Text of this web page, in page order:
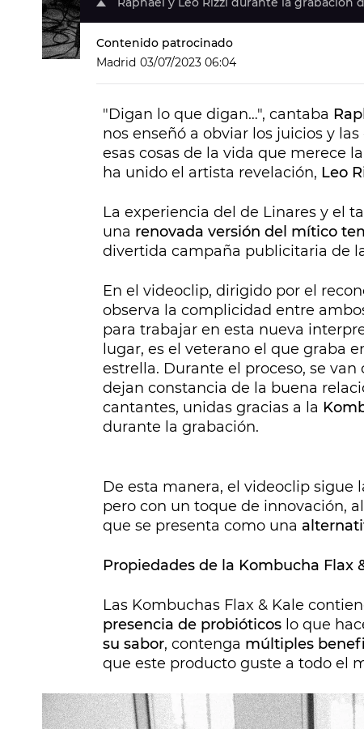
Contenido patrocinado
Madrid 03/07/2023 06:04
"Digan lo que digan…", cantaba
nos enseñó a obviar los juicios y
esas cosas de la vida que merece
ha unido el artista revelación, Leo
La experiencia del de Linares y el
una renovada versión del mítico
divertida campaña publicitaria de
En el videoclip, dirigido por el
observa la complicidad entre
para trabajar en esta nueva
lugar, es el veterano el que graba
estrella. Durante el proceso, se
dejan constancia de la buena
cantantes, unidas gracias a la
durante la grabación.
De esta manera, el videoclip sigue
pero con un toque de innovación,
que se presenta como una
Propiedades de la Kombucha Flax
Las Kombuchas Flax & Kale
presencia de probióticos lo que
su sabor, contenga múltiples
que este producto guste a todo el